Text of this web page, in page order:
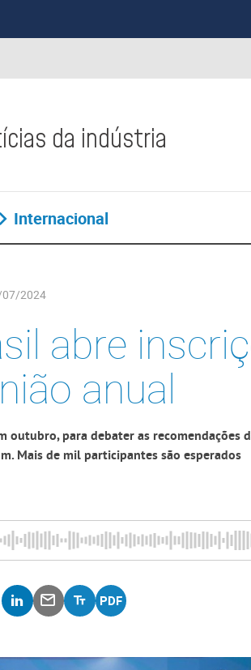
da indústria
Internacional
2024
abre
anual
outubro, para debater as recomendações
Mais de mil participantes são esperados